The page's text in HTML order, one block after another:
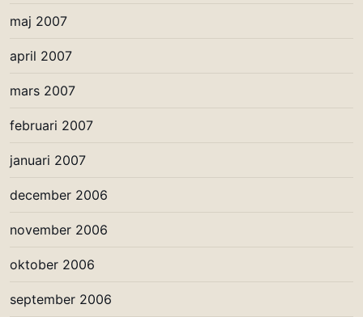
maj 2007
april 2007
mars 2007
februari 2007
januari 2007
december 2006
november 2006
oktober 2006
september 2006